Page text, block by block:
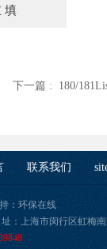
下一篇 : 180/
联系我们
： 环保在线
：上海市闵行区虹梅